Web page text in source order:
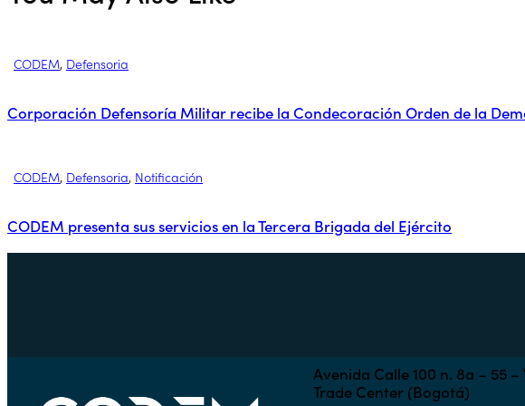
CODEM, Defensoria
Corporación Defensoría Militar recibe la Condecoración Orden de la
CODEM, Defensoria, Notificación
CODEM presenta sus servicios en la Tercera Brigada del Ejército
Avenida Calle 100 n. 8a – 55 –
Trade Center (Bogotá)